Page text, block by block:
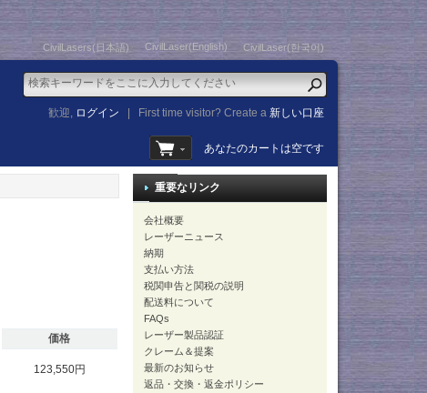
CivilLasers(日本語) CivilLaser(English) CivilLaser(한국어)
歓迎, ログイン First time visitor? Create a新しい口座
あなたのカートは空です
価格
123,550円
重要なリンク
会社概要
レーザーニュース
納期
支払い方法
税関申告と関税の説明
配送料について
FAQs
レーザー製品認証
クレーム＆提案
最新のお知らせ
返品・交換・返金ポリシー